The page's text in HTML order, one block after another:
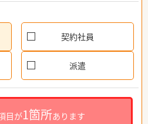
契約社員
派遣
目が1箇所あります